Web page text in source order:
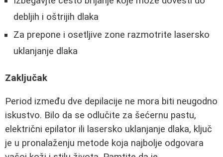
debljih i oštrijih dlaka
Za prepone i osetljive zone razmotrite lasersko
uklanjanje dlaka
Zaključak
Period između dve depilacije ne mora biti neugodno
iskustvo. Bilo da se odlučite za šećernu pastu,
električni epilator ili lasersko uklanjanje dlaka, ključ
je u pronalaženju metode koja najbolje odgovara